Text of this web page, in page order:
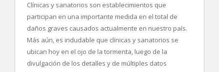
Clínicas y sanatorios son establecimientos que
participan en una importante medida en el total de
daños graves causados actualmente en nuestro país.
Más aún, es indudable que clínicas y sanatorios se
ubican hoy en el ojo de la tormenta, luego de la
divulgación de los detalles y de múltiples datos